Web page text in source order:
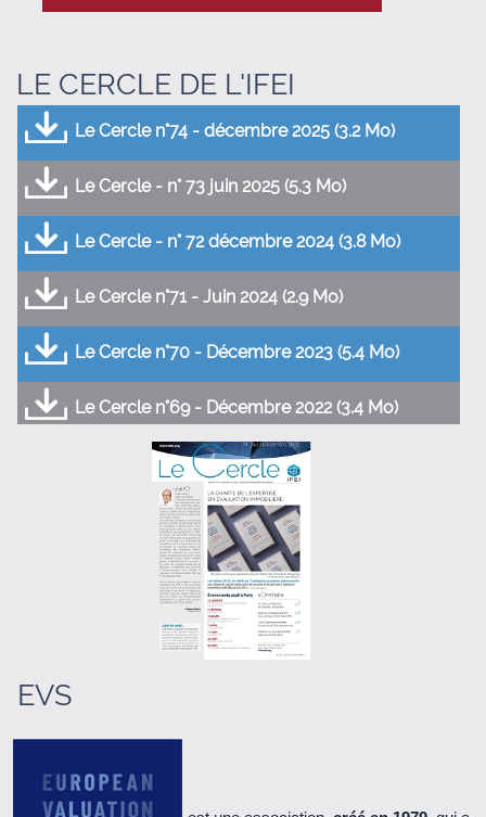
LE CERCLE DE L'IFEI
Le Cercle n°74 - décembre 2025 (3.2 Mo)
Le Cercle - n° 73 juin 2025 (5.3 Mo)
Le Cercle - n° 72 décembre 2024 (3.8 Mo)
Le Cercle n°71 - Juin 2024 (2.9 Mo)
Le Cercle n°70 - Décembre 2023 (5.4 Mo)
Le Cercle n°69 - Décembre 2022 (3.4 Mo)
Le Cercle n°68 - Juin 2022 (3.5 Mo)
Le Cercle n°67 - Décembre 2021 (2.5 Mo)
Le Cercle n° 66 - Juin 2021 (1.3 Mo)
Le Cercle n° 65 - Septembre 2020 (5.1 Mo)
Le Cercle n° 63 - Juin 2018 (2.3 Mo)
Le Cercle n° 62 - Juillet 2017 (1.9 Mo)
EVS